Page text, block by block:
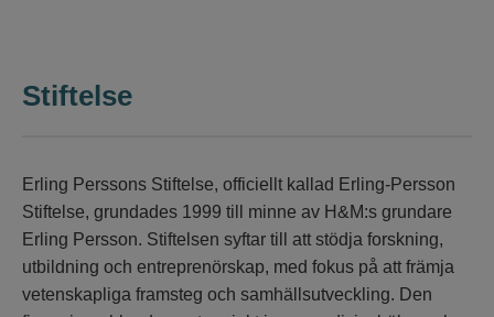
Stiftelse
Erling Perssons Stiftelse, officiellt kallad Erling-Persson
Stiftelse, grundades 1999 till minne av H&M:s grundare
Erling Persson. Stiftelsen syftar till att stödja forskning,
utbildning och entreprenörskap, med fokus på att främja
vetenskapliga framsteg och samhällsutveckling. Den